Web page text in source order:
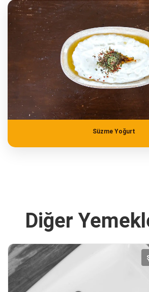
Süzme Yoğurt
Diğer